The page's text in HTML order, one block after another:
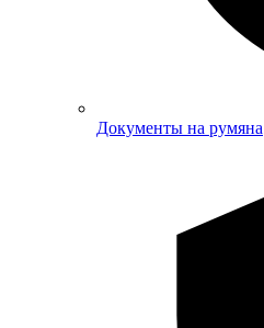
Документы на румяна